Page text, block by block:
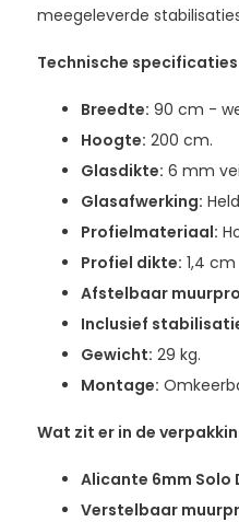
meegeleverde
Technische specificaties
Breedte: 90 cm -
Hoogte: 200 cm.
Glasdikte: 6 mm
Glasafwerking:
Profielmateriaal:
Profiel dikte: 1,4 cm
Afstelbaar
Inclusief
Gewicht: 29 kg.
Montage:
Wat zit er in de
Alicante 6mm Solo
Verstelbaar